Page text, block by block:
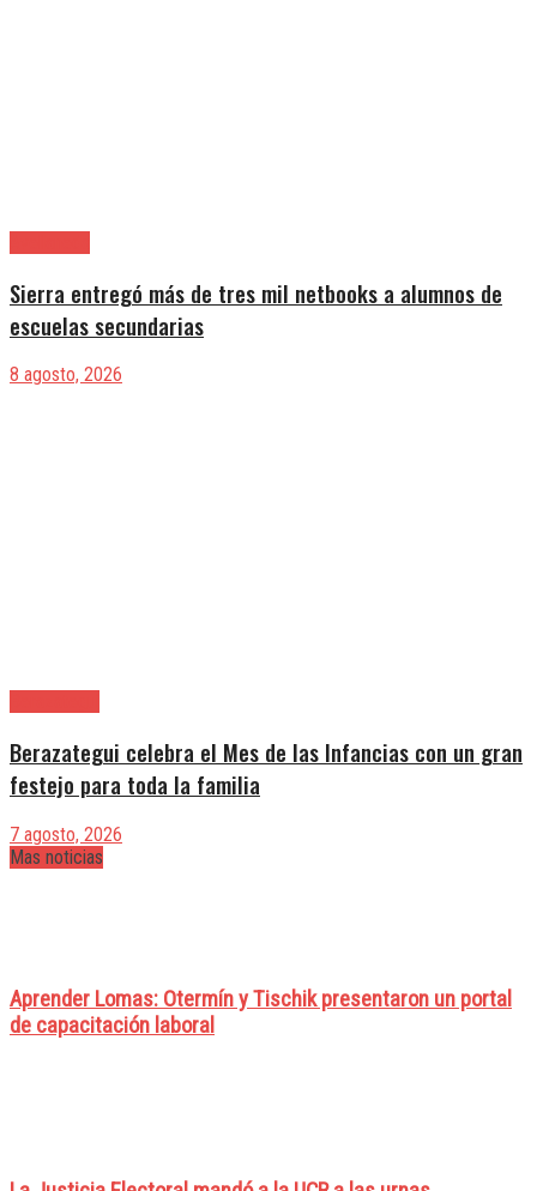
Sierra entregó más de tres mil netbooks a alumnos de
escuelas secundarias
8 agosto, 2026
Berazategui celebra el Mes de las Infancias con un gran
festejo para toda la familia
7 agosto, 2026
Mas noticias
Aprender Lomas: Otermín y Tischik presentaron un portal
de capacitación laboral